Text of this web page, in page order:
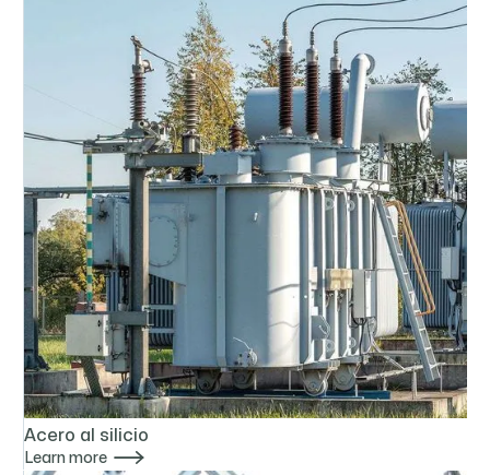
Acero al silicio
Learn more 